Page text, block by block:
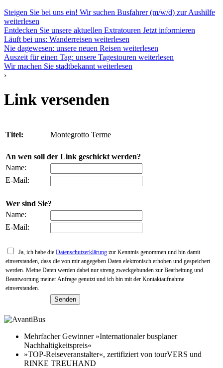
Steigen Sie bei uns ein! Wir suchen Busfahrer (m/w/d) zur Aushilfe
weiterlesen
Entdecken Sie unsere aktuellen Extratouren Jetzt informieren
Läuft bei uns: Wanderreisen weiterlesen
Nie dagewesen: unsere neuen Reisen weiterlesen
Auszeit für einen Tag: unsere Tagestouren weiterlesen
Wir machen Sie stadtbekannt weiterlesen
›
Link versenden
Titel: Montegrotto Terme
An wen soll der Link geschickt werden?
Name:
E-Mail:
Wer sind Sie?
Name:
E-Mail:
Ja, ich habe die Datenschutzerklärung zur Kenntnis genommen und bin damit
einverstanden, dass die von mir angegeben Daten elektronisch erhoben und gespeichert
werden. Meine Daten werden dabei nur streng zweckgebunden zur Bearbeitung und
Beantwortung meiner Anfrage genutzt und ich bin mit der Kontaktaufnahme
einverstanden.
Mehrfacher Gewinner »Internationaler busplaner
Nachhaltigkeitspreis«
»TOP-Reiseveranstalter«, zertifiziert von tourVERS und
RINKE TREUHAND